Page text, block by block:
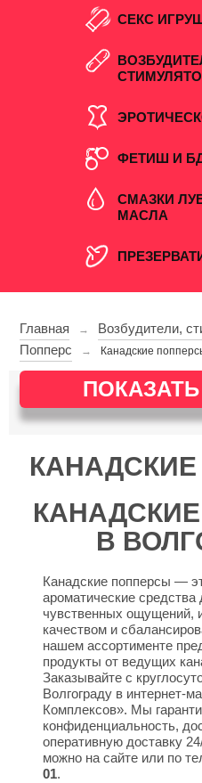
СЕКС
ФЕТИШ И
СМАЗКИ
МАСЛА
Главная → Возбудители,
Попперс → Канадские
В
Канадские попперсы —
ароматические средства
чувственных ощущений,
качеством и
нашем ассортименте
продукты от ведущих
Заказывайте с
Волгограду в интернет-
Комплексов». Мы
конфиденциальность,
оперативную доставку
можно на сайте или по
01.